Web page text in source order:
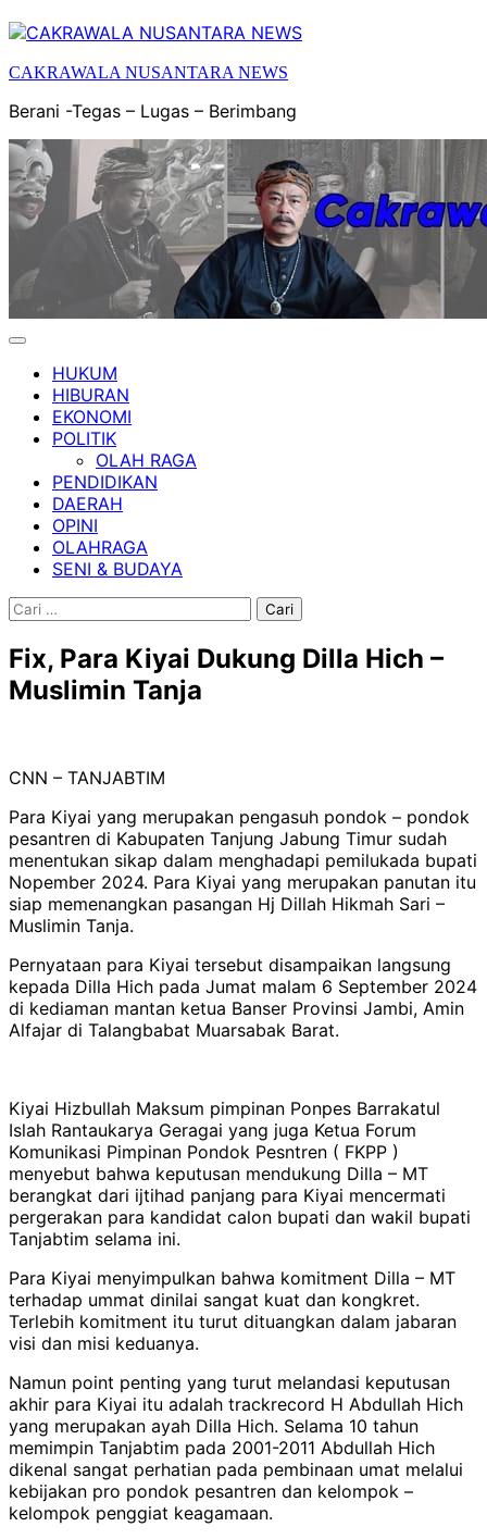
BUDAYA
CAKRAWALA NUSANTARA NEWS
Berani -Tegas – Lugas – Berimbang
HUKUM
HIBURAN
EKONOMI
POLITIK
OLAH RAGA
PENDIDIKAN
DAERAH
OPINI
OLAHRAGA
SENI & BUDAYA
Cari
Fix, Para Kiyai Dukung Dilla Hich –
Muslimin Tanja
CNN – TANJABTIM
Para Kiyai yang merupakan pengasuh pondok – pondok
pesantren di Kabupaten Tanjung Jabung Timur sudah
menentukan sikap dalam menghadapi pemilukada bupati
Nopember 2024. Para Kiyai yang merupakan panutan itu
siap memenangkan pasangan Hj Dillah Hikmah Sari –
Muslimin Tanja.
Pernyataan para Kiyai tersebut disampaikan langsung
kepada Dilla Hich pada Jumat malam 6 September 2024
di kediaman mantan ketua Banser Provinsi Jambi, Amin
Alfajar di Talangbabat Muarsabak Barat.
Kiyai Hizbullah Maksum pimpinan Ponpes Barrakatul
Islah Rantaukarya Geragai yang juga Ketua Forum
Komunikasi Pimpinan Pondok Pesntren ( FKPP )
menyebut bahwa keputusan mendukung Dilla – MT
berangkat dari ijtihad panjang para Kiyai mencermati
pergerakan para kandidat calon bupati dan wakil bupati
Tanjabtim selama ini.
Para Kiyai menyimpulkan bahwa komitment Dilla – MT
terhadap ummat dinilai sangat kuat dan kongkret.
Terlebih komitment itu turut dituangkan dalam jabaran
visi dan misi keduanya.
Namun point penting yang turut melandasi keputusan
akhir para Kiyai itu adalah trackrecord H Abdullah Hich
yang merupakan ayah Dilla Hich. Selama 10 tahun
memimpin Tanjabtim pada 2001-2011 Abdullah Hich
dikenal sangat perhatian pada pembinaan umat melalui
kebijakan pro pondok pesantren dan kelompok –
kelompok penggiat keagamaan.